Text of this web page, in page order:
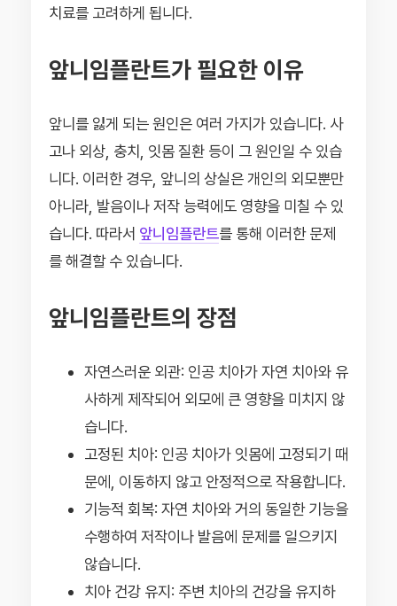
치료를 고려하게 됩니다.
앞니임플란트가 필요한 이유
앞니를 잃게 되는 원인은 여러 가지가 있습니다. 사
고나 외상, 충치, 잇몸 질환 등이 그 원인일 수 있습
니다. 이러한 경우, 앞니의 상실은 개인의 외모뿐만
아니라, 발음이나 저작 능력에도 영향을 미칠 수 있
습니다. 따라서 앞니임플란트를 통해 이러한 문제
를 해결할 수 있습니다.
앞니임플란트의 장점
자연스러운 외관: 인공 치아가 자연 치아와 유
사하게 제작되어 외모에 큰 영향을 미치지 않
습니다.
고정된 치아: 인공 치아가 잇몸에 고정되기 때
문에, 이동하지 않고 안정적으로 작용합니다.
기능적 회복: 자연 치아와 거의 동일한 기능을
수행하여 저작이나 발음에 문제를 일으키지
않습니다.
치아 건강 유지: 주변 치아의 건강을 유지하